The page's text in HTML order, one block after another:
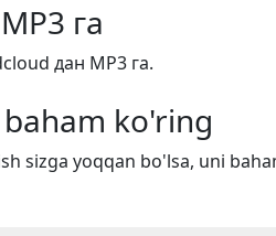
га
дан MP3 га.
ko'ring
sizga yoqqan bo'lsa, uni